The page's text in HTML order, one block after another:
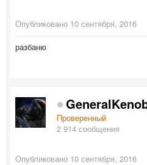
Опубликовано 10 сентября, 2016
разбаню
Проверенный
2 914 сообщения
Опубликовано 10 сентября, 2016